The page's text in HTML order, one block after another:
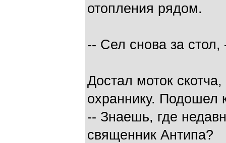
отопления рядом.
-- Сел снова за
Достал моток
охраннику. Подошел
-- Знаешь, где
священник Антипа?